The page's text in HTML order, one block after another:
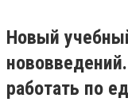
Новый
работать по